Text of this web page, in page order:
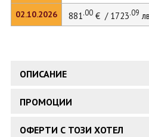
02.10.2026
881.00€ / 1723.09
ОПИСАНИЕ
ПРОМОЦИИ
ОФЕРТИ С ТОЗИ ХОТЕЛ